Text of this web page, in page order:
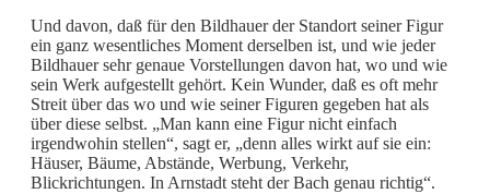
Und davon, daß für den Bildhauer der Standort seiner Figur
ein ganz wesentliches Moment derselben ist, und wie jeder
Bildhauer sehr genaue Vorstellungen davon hat, wo und wie
sein Werk aufgestellt gehört. Kein Wunder, daß es oft mehr
Streit über das wo und wie seiner Figuren gegeben hat als
über diese selbst. „Man kann eine Figur nicht einfach
irgendwohin stellen“, sagt er, „denn alles wirkt auf sie ein:
Häuser, Bäume, Abstände, Werbung, Verkehr,
Blickrichtungen. In Arnstadt steht der Bach genau richtig“.